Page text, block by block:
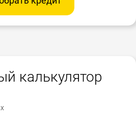
калькулятор